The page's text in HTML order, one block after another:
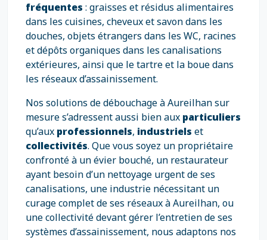
fréquentes : graisses et résidus alimentaires
dans les cuisines, cheveux et savon dans les
douches, objets étrangers dans les WC, racines
et dépôts organiques dans les canalisations
extérieures, ainsi que le tartre et la boue dans
les réseaux d’assainissement.
Nos solutions de débouchage à Aureilhan sur
mesure s’adressent aussi bien aux particuliers
qu’aux professionnels, industriels et
collectivités. Que vous soyez un propriétaire
confronté à un évier bouché, un restaurateur
ayant besoin d’un nettoyage urgent de ses
canalisations, une industrie nécessitant un
curage complet de ses réseaux à Aureilhan, ou
une collectivité devant gérer l’entretien de ses
systèmes d’assainissement, nous adaptons nos